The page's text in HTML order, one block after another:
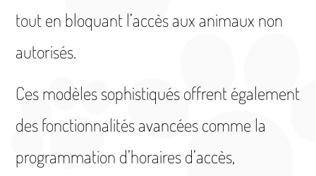
tout en bloquant l’accès aux animaux non
autorisés.
Ces modèles sophistiqués offrent également
des fonctionnalités avancées comme la
programmation d’horaires d’accès,